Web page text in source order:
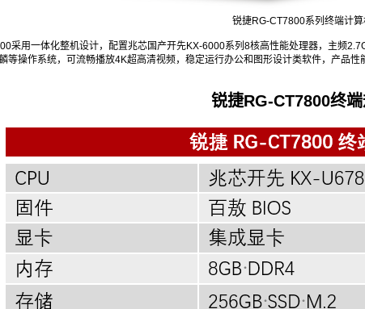
锐捷RG-CT7800系列终端计
采用一体化整机设计，配置兆芯国产开先KX-6000系列8核高性能处理器，主频
等操作系统，可流畅播放4K超高清视频，稳定运行办公和图形设计类软件，产品性
锐捷RG-CT7800终